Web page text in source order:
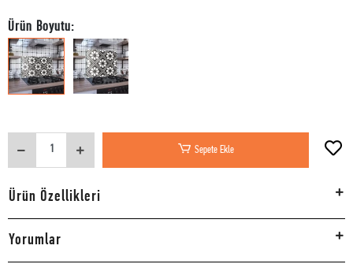
Ürün Boyutu:
Sepete Ekle
Ürün Özellikleri
Yorumlar